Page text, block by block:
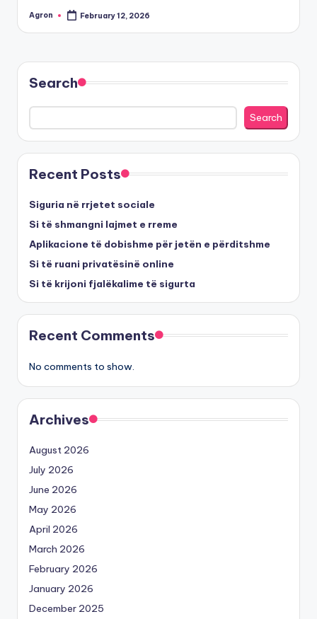
Posted
Agron February 12, 2026
Search
Search
Recent Posts
Siguria në rrjetet sociale
Si të shmangni lajmet e rreme
Aplikacione të dobishme për jetën e përditshme
Si të ruani privatësinë online
Si të krijoni fjalëkalime të sigurta
Recent Comments
No comments to show.
Archives
August 2026
July 2026
June 2026
May 2026
April 2026
March 2026
February 2026
January 2026
December 2025